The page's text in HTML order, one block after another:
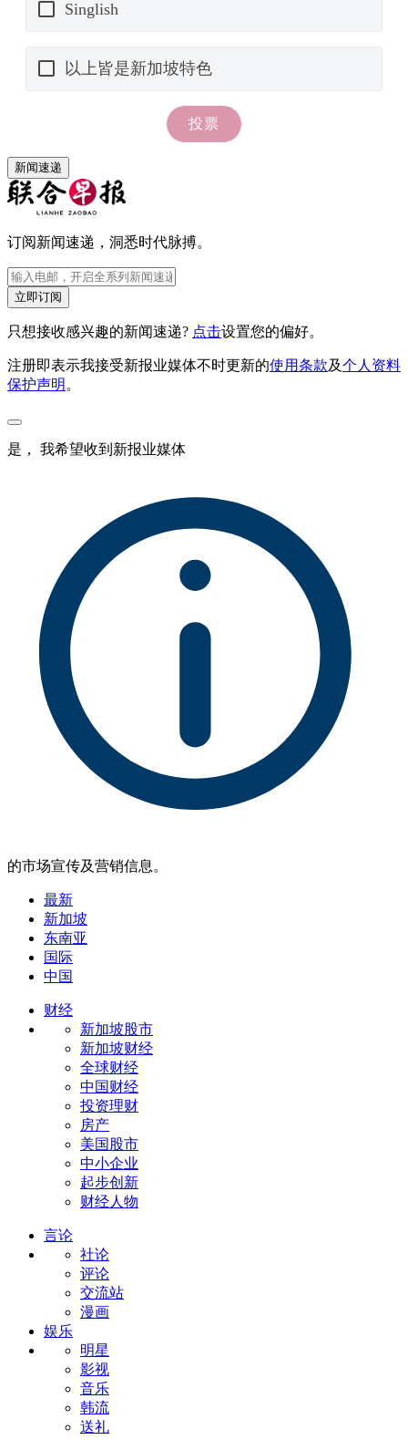
新闻速递
订阅新闻速递，洞悉时代脉搏。
立即订阅
只想接收感兴趣的新闻速递? 点击设置您的偏好。
注册即表示我接受新报业媒体不时更新的使用条款及个人资料
保护声明 。
是， 我希望收到新报业媒体
的市场宣传及营销信息。
最新
新加坡
东南亚
国际
中国
财经
新加坡股市
新加坡财经
全球财经
中国财经
投资理财
房产
美国股市
中小企业
起步创新
财经人物
言论
社论
评论
交流站
漫画
娱乐
明星
影视
音乐
韩流
送礼